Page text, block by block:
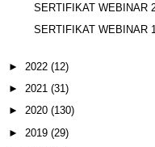
SERTIFIKAT WEBINAR
SERTIFIKAT WEBINAR
► 2022 (12)
► 2021 (31)
► 2020 (130)
► 2019 (29)